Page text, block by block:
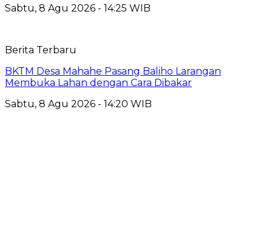
Sabtu, 8 Agu 2026 - 14:25 WIB
Berita Terbaru
BKTM Desa Mahahe Pasang Baliho Larangan
Membuka Lahan dengan Cara Dibakar
Sabtu, 8 Agu 2026 - 14:20 WIB